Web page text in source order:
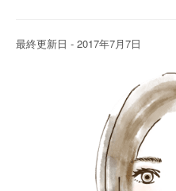
最終更新日 - 2017年7月7日